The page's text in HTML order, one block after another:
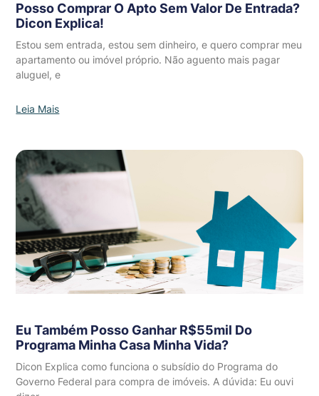
Posso Comprar O Apto Sem Valor De Entrada?
Dicon Explica!
Estou sem entrada, estou sem dinheiro, e quero comprar meu
apartamento ou imóvel próprio. Não aguento mais pagar
aluguel, e
Leia Mais
Eu Também Posso Ganhar R$55mil Do
Programa Minha Casa Minha Vida?
Dicon Explica como funciona o subsídio do Programa do
Governo Federal para compra de imóveis. A dúvida: Eu ouvi